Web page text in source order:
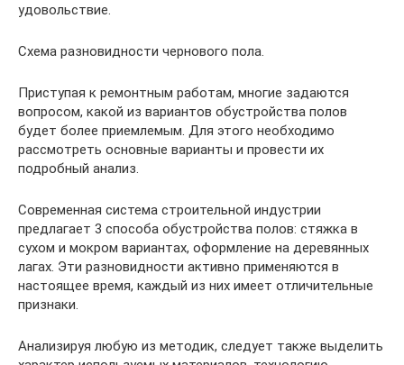
удовольствие.
Схема разновидности чернового пола.
Приступая к ремонтным работам, многие задаются
вопросом, какой из вариантов обустройства полов
будет более приемлемым. Для этого необходимо
рассмотреть основные варианты и провести их
подробный анализ.
Современная система строительной индустрии
предлагает 3 способа обустройства полов: стяжка в
сухом и мокром вариантах, оформление на деревянных
лагах. Эти разновидности активно применяются в
настоящее время, каждый из них имеет отличительные
признаки.
Анализируя любую из методик, следует также выделить